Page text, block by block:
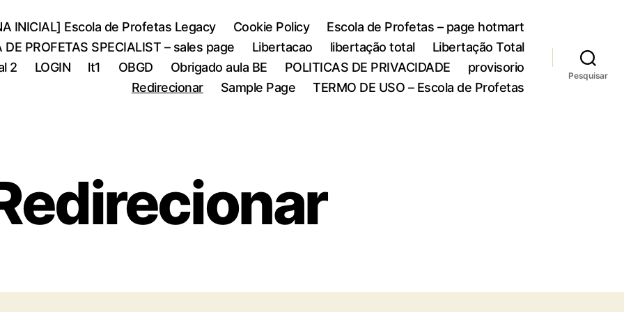
INICIAL] Escola de Profetas Legacy Cookie Policy
Escola de Profetas – page hotmart
DE PROFETAS SPECIALIST – sales page
Libertacao libertação total
Libertação Total
2
LOGIN lt1 OBGD Obrigado aula BE POLITICAS DE PRIVACIDADE
provisorio
Redirecionar
Sample Page TERMO DE USO – Escola de Profetas
Pesquisar